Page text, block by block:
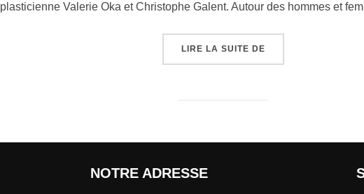
plasticienne Valerie Oka et Christophe Galent. Autour des hommes et
LIRE LA SUITE DE
NOTRE ADRESSE